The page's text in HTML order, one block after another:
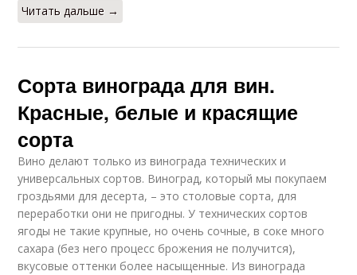
Читать дальше →
Сорта винограда для вин.
Красные, белые и красящие
сорта
Вино делают только из винограда технических и
универсальных сортов. Виноград, который мы покупаем
гроздьями для десерта, – это столовые сорта, для
переработки они не пригодны. У технических сортов
ягоды не такие крупные, но очень сочные, в соке много
сахара (без него процесс брожения не получится),
вкусовые оттенки более насыщенные. Из винограда